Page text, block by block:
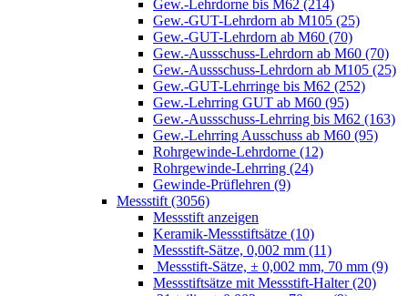
Gew.-Lehrdorne bis M62 (214)
Gew.-GUT-Lehrdorn ab M105 (25)
Gew.-GUT-Lehrdorn ab M60 (70)
Gew.-Aussschuss-Lehrdorn ab M60 (70)
Gew.-Aussschuss-Lehrdorn ab M105 (25)
Gew.-GUT-Lehrringe bis M62 (252)
Gew.-Lehrring GUT ab M60 (95)
Gew.-Aussschuss-Lehrring bis M62 (163)
Gew.-Lehrring Ausschuss ab M60 (95)
Rohrgewinde-Lehrdorne (12)
Rohrgewinde-Lehrring (24)
Gewinde-Prüflehren (9)
Messstift (3056)
Messstift anzeigen
Keramik-Messstiftsätze (10)
Messstift-Sätze, 0,002 mm (11)
Messstift-Sätze, ± 0,002 mm, 70 mm (9)
Messstiftsätze mit Messstift-Halter (20)